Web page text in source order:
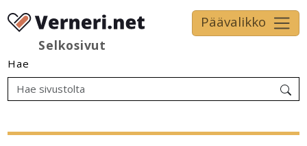
Selkosivut
Päävalikko
Hae